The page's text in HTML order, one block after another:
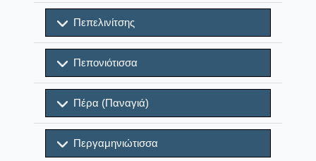
Πεπελινίτσης
Πεπονιότισσα
Πέρα (Παναγιά)
Περγαμηνιώτισσα